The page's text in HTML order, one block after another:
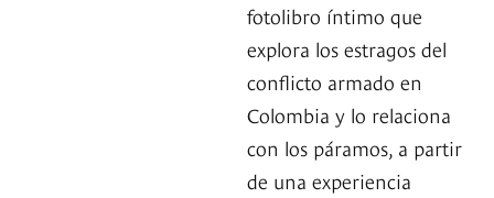
fotolibro íntimo que
explora los estragos del
conflicto armado en
Colombia y lo relaciona
con los páramos, a partir
de una experiencia